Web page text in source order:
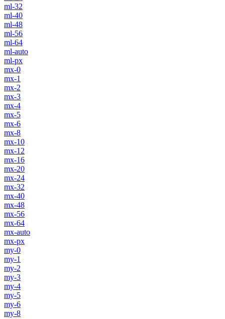
ml-32
ml-40
ml-48
ml-56
ml-64
ml-auto
ml-px
mx-0
mx-1
mx-2
mx-3
mx-4
mx-5
mx-6
mx-8
mx-10
mx-12
mx-16
mx-20
mx-24
mx-32
mx-40
mx-48
mx-56
mx-64
mx-auto
mx-px
my-0
my-1
my-2
my-3
my-4
my-5
my-6
my-8